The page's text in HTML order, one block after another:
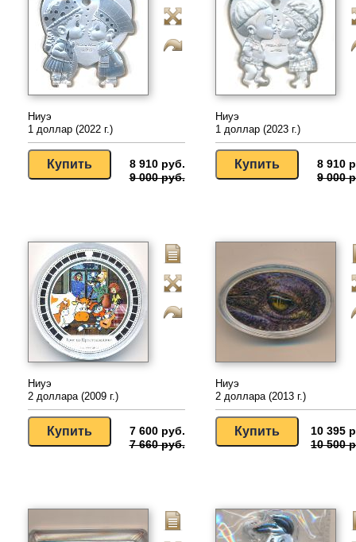
Ниуэ
1 доллар (2022 г.)
8 910 руб.
9 000 руб.
Ниуэ
1 доллар (2023 г.)
8 910
9 000
Ниуэ
2 доллара (2009 г.)
7 600 руб.
7 660 руб.
Ниуэ
2 доллара (2013 г.)
10 395
10 500